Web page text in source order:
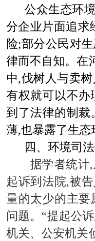
公众生态环
分企业片面追求
险;部分公民对
律而不自知。在
中,伐树人与卖
有权就可以不办
到了法律的制裁
薄,也暴露了生态
四、环境司
据学者统计,
起诉到法院,被
量的太少的主要
问题。“提起公
机关、公安机关